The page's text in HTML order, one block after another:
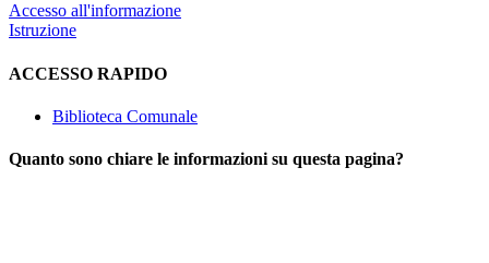
Accesso all'informazione
Istruzione
ACCESSO RAPIDO
Biblioteca Comunale
Quanto sono chiare le informazioni su questa pagina?